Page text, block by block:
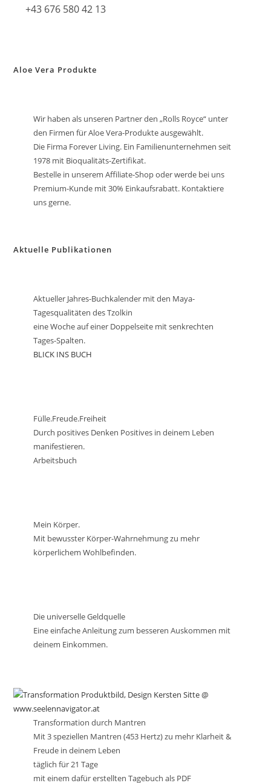
+43 676 580 42 13
Aloe Vera Produkte
Wir haben als unseren Partner den „Rolls Royce“ unter
den Firmen für Aloe Vera-Produkte ausgewählt.
Die Firma Forever Living. Ein Familienunternehmen seit
1978 mit Bioqualitäts-Zertifikat.
Bestelle in unserem Affiliate-Shop oder werde bei uns
Premium-Kunde mit 30% Einkaufsrabatt. Kontaktiere
uns gerne.
Aktuelle Publikationen
Aktueller Jahres-Buchkalender mit den Maya-
Tagesqualitäten des Tzolkin
eine Woche auf einer Doppelseite mit senkrechten
Tages-Spalten.
BLICK INS BUCH
Fülle.Freude.Freiheit
Durch positives Denken Positives in deinem Leben
manifestieren.
Arbeitsbuch
Mein Körper.
Mit bewusster Körper-Wahrnehmung zu mehr
körperlichem Wohlbefinden.
Die universelle Geldquelle
Eine einfache Anleitung zum besseren Auskommen mit
deinem Einkommen.
Transformation durch Mantren
Mit 3 speziellen Mantren (453 Hertz) zu mehr Klarheit &
Freude in deinem Leben
täglich für 21 Tage
mit einem dafür erstellten Tagebuch als PDF